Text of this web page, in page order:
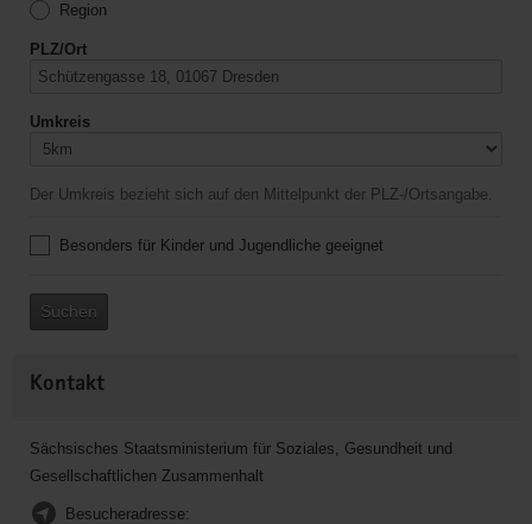
Region
PLZ/Ort
Umkreis
Der Umkreis bezieht sich auf den Mittelpunkt der PLZ-/Ortsangabe.
Besonders für Kinder und Jugendliche geeignet
Suchen
Kontakt
Sächsisches Staatsministerium für Soziales, Gesundheit und
Gesellschaftlichen Zusammenhalt
Besucheradresse: